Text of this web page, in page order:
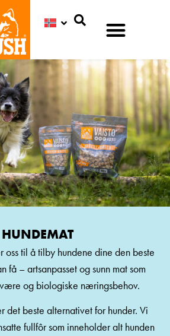
HUNDEMAT
til å tilby hundene dine den beste
få – artsanpasset og sunn mat som
og biologiske næringsbehov.
det beste alternativet for hunder. Vi
fullfôr som inneholder alt hunden